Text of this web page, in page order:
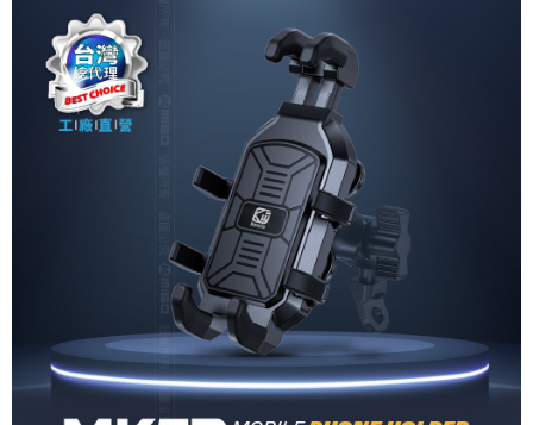
每筆NT$60，滿NT$699(含以上)免運費
宅配
每筆NT$60，滿NT$699(含以上)免運費
離島宅配